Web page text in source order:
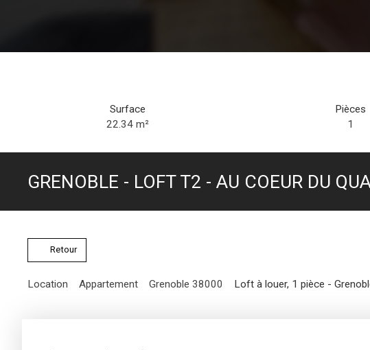
Surface
22.34m²
Pièces
1
GRENOBLE - LOFT T2 - AU COEUR DU
Retour
Location Appartement Grenoble 38000 Loft à louer, 1 pièce -